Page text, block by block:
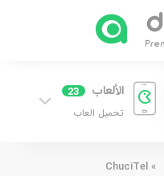
الألعاب 23
تحميل العاب
»
ChuciTel